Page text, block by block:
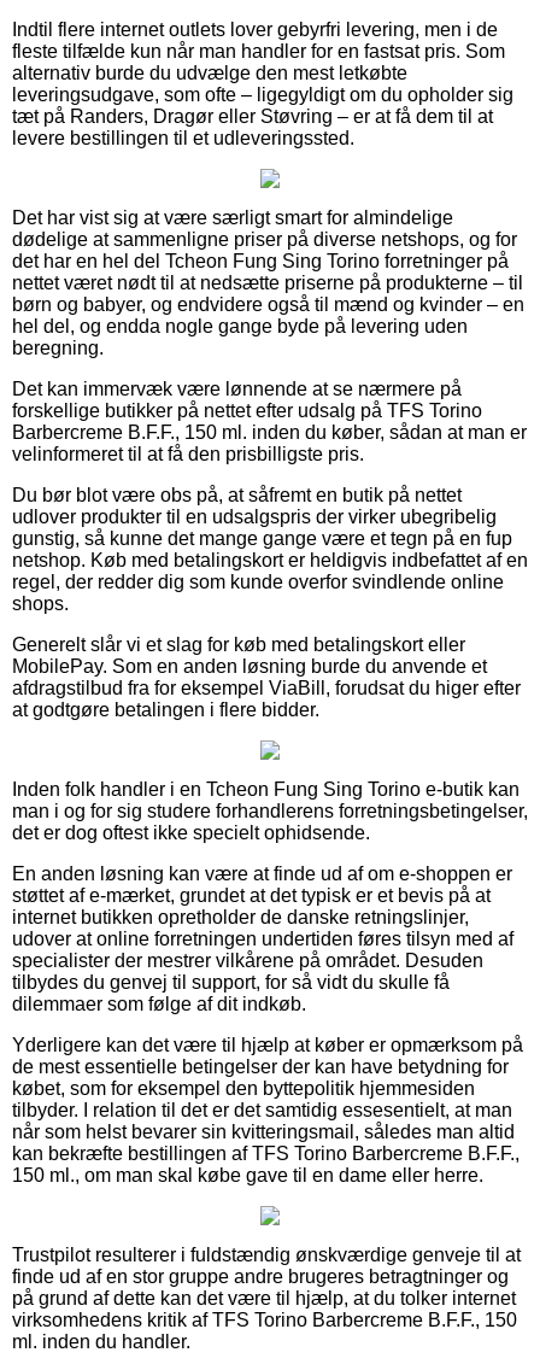
Indtil flere internet outlets lover gebyrfri levering, men i de
fleste tilfælde kun når man handler for en fastsat pris. Som
alternativ burde du udvælge den mest letkøbte
leveringsudgave, som ofte – ligegyldigt om du opholder sig
tæt på Randers, Dragør eller Støvring – er at få dem til at
levere bestillingen til et udleveringssted.
Det har vist sig at være særligt smart for almindelige
dødelige at sammenligne priser på diverse netshops, og for
det har en hel del Tcheon Fung Sing Torino forretninger på
nettet været nødt til at nedsætte priserne på produkterne – til
børn og babyer, og endvidere også til mænd og kvinder – en
hel del, og endda nogle gange byde på levering uden
beregning.
Det kan immervæk være lønnende at se nærmere på
forskellige butikker på nettet efter udsalg på TFS Torino
Barbercreme B.F.F., 150 ml. inden du køber, sådan at man er
velinformeret til at få den prisbilligste pris.
Du bør blot være obs på, at såfremt en butik på nettet
udlover produkter til en udsalgspris der virker ubegribelig
gunstig, så kunne det mange gange være et tegn på en fup
netshop. Køb med betalingskort er heldigvis indbefattet af en
regel, der redder dig som kunde overfor svindlende online
shops.
Generelt slår vi et slag for køb med betalingskort eller
MobilePay. Som en anden løsning burde du anvende et
afdragstilbud fra for eksempel ViaBill, forudsat du higer efter
at godtgøre betalingen i flere bidder.
Inden folk handler i en Tcheon Fung Sing Torino e-butik kan
man i og for sig studere forhandlerens forretningsbetingelser,
det er dog oftest ikke specielt ophidsende.
En anden løsning kan være at finde ud af om e-shoppen er
støttet af e-mærket, grundet at det typisk er et bevis på at
internet butikken opretholder de danske retningslinjer,
udover at online forretningen undertiden føres tilsyn med af
specialister der mestrer vilkårene på området. Desuden
tilbydes du genvej til support, for så vidt du skulle få
dilemmaer som følge af dit indkøb.
Yderligere kan det være til hjælp at køber er opmærksom på
de mest essentielle betingelser der kan have betydning for
købet, som for eksempel den byttepolitik hjemmesiden
tilbyder. I relation til det er det samtidig essesentielt, at man
når som helst bevarer sin kvitteringsmail, således man altid
kan bekræfte bestillingen af TFS Torino Barbercreme B.F.F.,
150 ml., om man skal købe gave til en dame eller herre.
Trustpilot resulterer i fuldstændig ønskværdige genveje til at
finde ud af en stor gruppe andre brugeres betragtninger og
på grund af dette kan det være til hjælp, at du tolker internet
virksomhedens kritik af TFS Torino Barbercreme B.F.F., 150
ml. inden du handler.